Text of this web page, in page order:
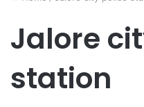
Jalore
station